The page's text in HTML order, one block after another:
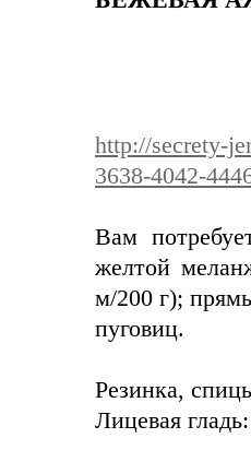
http://secrety-
3638-4042-
Вам
желтой
м/200 г);
пуговиц.
Резинка,
Лицевая